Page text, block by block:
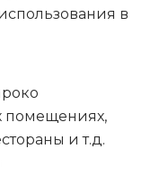
в
помещениях,
и т.д.